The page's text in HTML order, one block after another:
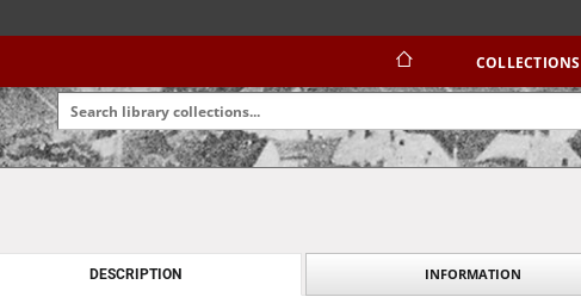
COLLECTIONS
DESCRIPTION INFORMATION